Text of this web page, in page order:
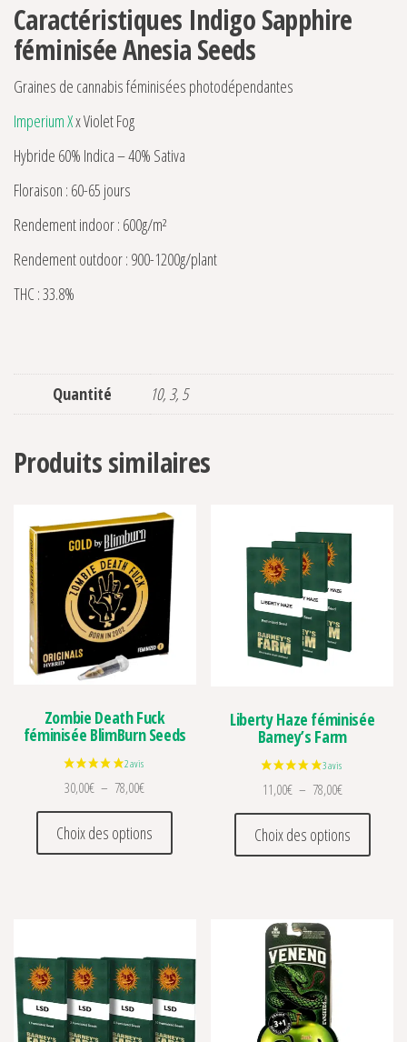
Caractéristiques Indigo Sapphire
féminisée Anesia Seeds
Graines de cannabis féminisées photodépendantes
Imperium Xx Violet Fog
Hybride 60% Indica – 40% Sativa
Floraison : 60-65 jours
Rendement indoor : 600g/m²
Rendement outdoor : 900-1200g/plant
THC : 33.8%
Quantité 10, 3, 5
Produits similaires
Zombie Death Fuck
féminisée BlimBurn Seeds
30,00€ – 78,00€Plage de prix : 30,00€ à 78,00€
Choix des options
Ce produit a plusieurs variations. Les
Liberty Haze féminisée
Barney’s Farm
11,00€ – 78,00€Plage de prix
Choix des options
Ce